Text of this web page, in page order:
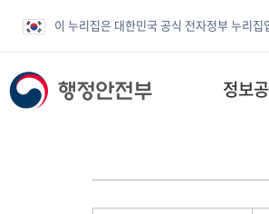
이 누리집은 대한민국 공식 전자정부 누리집
정보